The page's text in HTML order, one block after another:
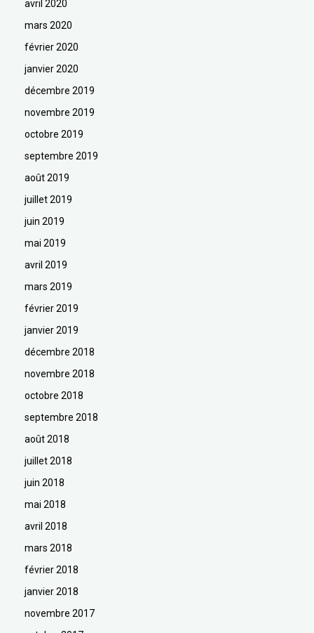
avril 2020
mars 2020
février 2020
janvier 2020
décembre 2019
novembre 2019
octobre 2019
septembre 2019
août 2019
juillet 2019
juin 2019
mai 2019
avril 2019
mars 2019
février 2019
janvier 2019
décembre 2018
novembre 2018
octobre 2018
septembre 2018
août 2018
juillet 2018
juin 2018
mai 2018
avril 2018
mars 2018
février 2018
janvier 2018
novembre 2017